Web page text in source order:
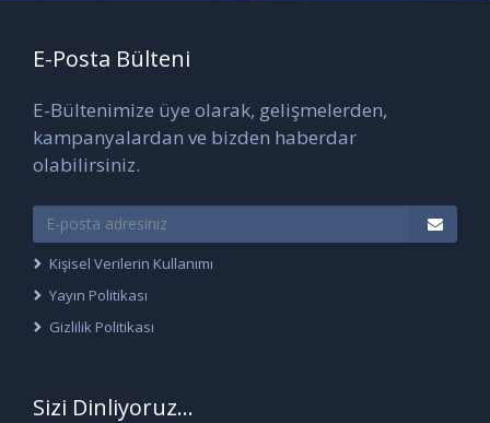
E-Posta Bülteni
E-Bültenimize üye olarak, gelişmelerden,
kampanyalardan ve bizden haberdar
olabilirsiniz.
Kişisel Verilerin Kullanımı
Yayın Politikası
Gizlilik Politikası
Sizi Dinliyoruz...